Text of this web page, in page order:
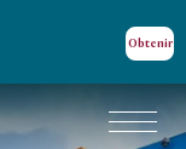
Obtenir